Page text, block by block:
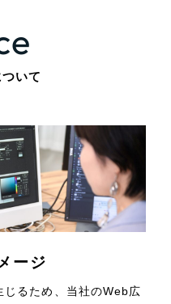
いて
ージ
るため、当社のWeb広